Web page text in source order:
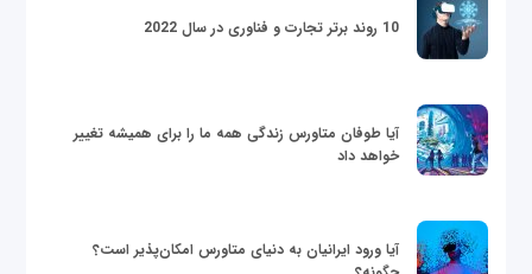
10 روند برتر تجارت و فناوری در سال 2022
آیا طوفان متاورس زندگی همه ما را برای همیشه تغییر
خواهد داد
آیا ورود ایرانیان به دنیای متاورس امکان‌پذیر است؟